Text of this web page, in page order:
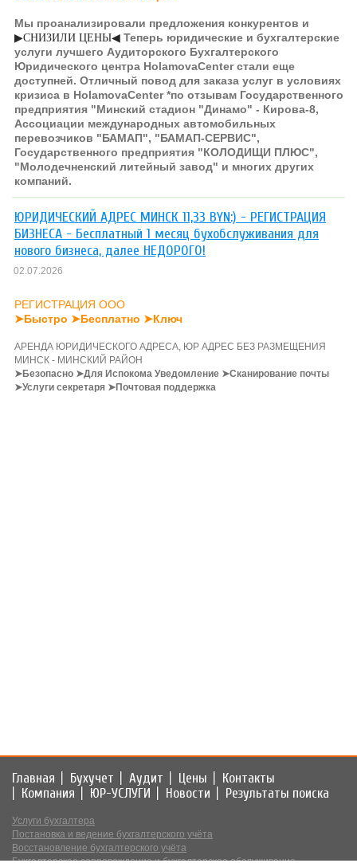
Мы проанализировали предложения конкурентов и
▶СНИЗИЛИ ЦЕНЫ◀ Теперь юридические и бухгалтерские
услуги лучшего Аудиторского Бухгалтерского
Юридического центра HolamovaCenter стали еще
доступней. Отличный повод для заказа услуг в условиях
кризиса в HolamovaCenter *по отзывам Государственного
предприятия "Минский стадион "Динамо" - Кирова-8,
Ассоциации международных автомобильных
перевозчиков "БАМАП", "БАМАП-СЕРВИС",
Государственного предприятия "КОЛОДИЩИ ПЛЮС",
"Молодечненский литейный завод" и многих других
компаний.
ЮРИДИЧЕСКИЙ АДРЕС МИНСК 11,33 BYN:) - РЕГИСТРАЦИЯ
БИЗНЕСА - Бесплатный 1 месяц бухобслуживания для
нового бизнеса, далее НЕДОРОГО!
02.07.2026
РЕГИСТРАЦИЯ ООО
➤Быстро ➤Бесплатно ➤Ключ
АРЕНДА ЮРИДИЧЕСКОГО АДРЕСА, ЮР АДРЕС БЕЗ РАЗМЕЩЕНИЯ
МИНСК - МИНСКИЙ РАЙОН
➤Безопасно ➤Для Испокома Уведомление ➤Сканирование почты
➤Услуги секретаря ➤Почтовая поддержка
Главная Бухучет Аудит Цены
Контакты
Компания
ЮР-УСЛУГИ Новости Результаты поиска
Услуги бухгалтера
Постановка и ведение бухгалтерского учёта
Восстановление бухгалтерского учёта